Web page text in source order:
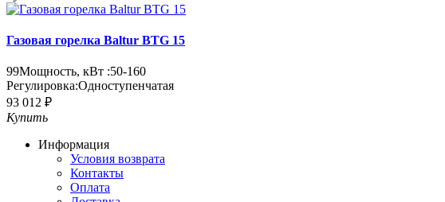
Газовая горелка Baltur BTG 15
99Мощность, кВт :50-160
Регулировка:Одноступенчатая
93 012 ₽
Купить
Информация
Условия возврата
Контакты
Оплата